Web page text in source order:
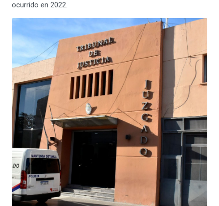
ocurrido en 2022.